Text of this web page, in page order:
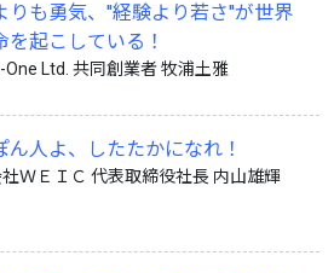
りも勇気、''経験より若さ''が世界
を起こしている！
One Ltd. 共同創業者 牧浦土雅
ん人よ、したたかになれ！
ＷＥＩＣ 代表取締役社長 内山雄輝